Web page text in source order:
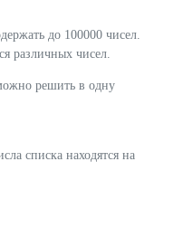
до 100000 чисел.
различных чисел.
решить в одну
списка находятся на